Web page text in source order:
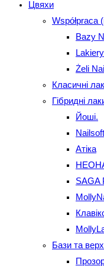
Цвяхи
Współpraca
Bazy
Żeli
Класичні
Гібридні
Йоші.
Атіка
SAGA
Бази та